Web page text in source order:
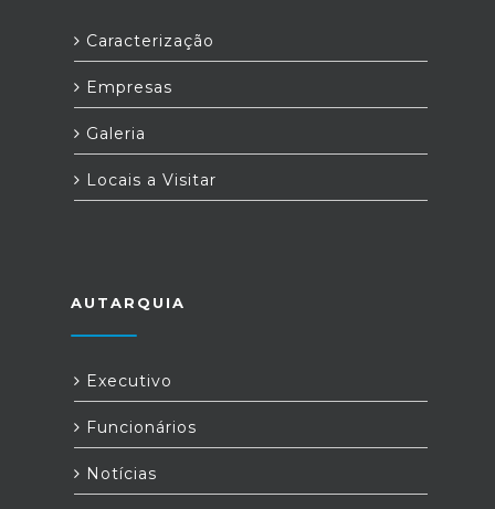
Caracterização
Empresas
Galeria
Locais a Visitar
AUTARQUIA
Executivo
Funcionários
Notícias